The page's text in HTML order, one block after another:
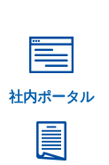
社内ポータル